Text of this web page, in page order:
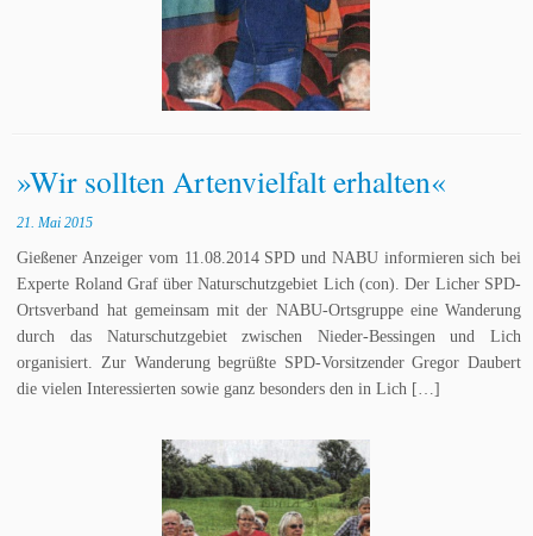
»Wir sollten Artenvielfalt erhalten«
21. Mai 2015
Gießener Anzeiger vom 11.08.2014 SPD und NABU informieren sich bei
Experte Roland Graf über Naturschutzgebiet Lich (con). Der Licher SPD-
Ortsverband hat gemeinsam mit der NABU-Ortsgruppe eine Wanderung
durch das Naturschutzgebiet zwischen Nieder-Bessingen und Lich
organisiert. Zur Wanderung begrüßte SPD-Vorsitzender Gregor Daubert
die vielen Interessierten sowie ganz besonders den in Lich […]